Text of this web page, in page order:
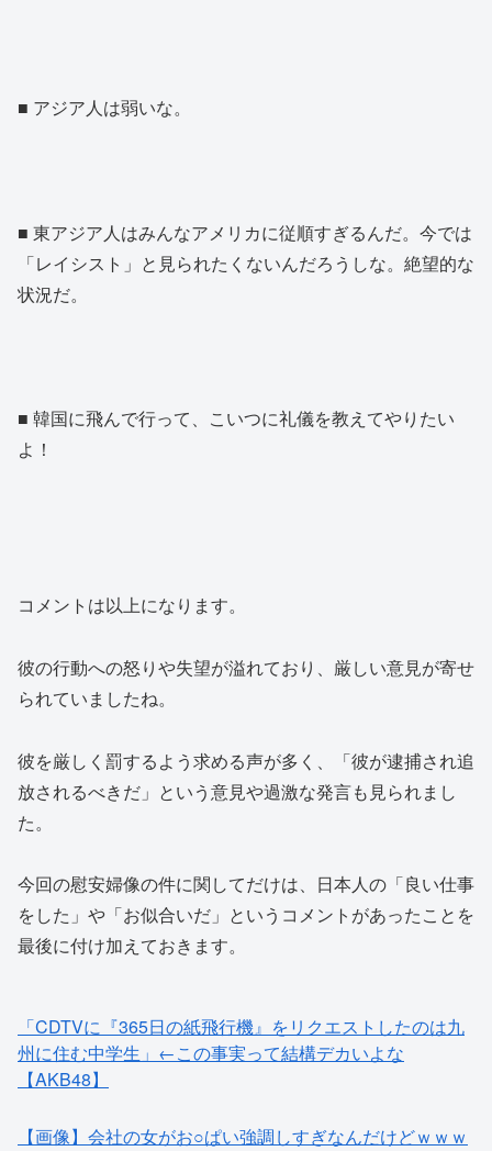
■ アジア人は弱いな。
■ 東アジア人はみんなアメリカに従順すぎるんだ。今では
「レイシスト」と見られたくないんだろうしな。絶望的な
状況だ。
■ 韓国に飛んで行って、こいつに礼儀を教えてやりたい
よ！
コメントは以上になります。
彼の行動への怒りや失望が溢れており、厳しい意見が寄せ
られていましたね。
彼を厳しく罰するよう求める声が多く、「彼が逮捕され追
放されるべきだ」という意見や過激な発言も見られまし
た。
今回の慰安婦像の件に関してだけは、日本人の「良い仕事
をした」や「お似合いだ」というコメントがあったことを
最後に付け加えておきます。
「CDTVに『365日の紙飛行機』をリクエストしたのは九
州に住む中学生」←この事実って結構デカいよな
【AKB48】
【画像】会社の女がお○ぱい強調しすぎなんだけどｗｗｗ